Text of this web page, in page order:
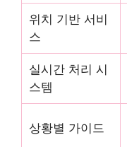
위치 기반 서비
스
실시간 처리 시
스템
상황별 가이드